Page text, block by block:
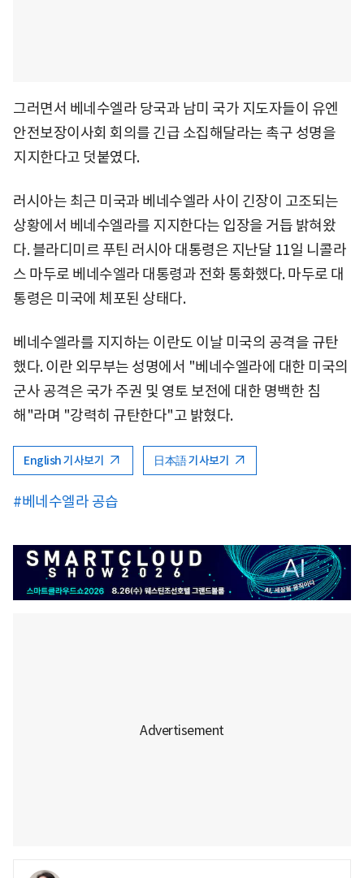
그러면서 베네수엘라 당국과 남미 국가 지도자들이 유엔
안전보장이사회 회의를 긴급 소집해달라는 촉구 성명을
지지한다고 덧붙였다.
러시아는 최근 미국과 베네수엘라 사이 긴장이 고조되는
상황에서 베네수엘라를 지지한다는 입장을 거듭 밝혀왔
다. 블라디미르 푸틴 러시아 대통령은 지난달 11일 니콜라
스 마두로 베네수엘라 대통령과 전화 통화했다. 마두로 대
통령은 미국에 체포된 상태다.
베네수엘라를 지지하는 이란도 이날 미국의 공격을 규탄
했다. 이란 외무부는 성명에서 "베네수엘라에 대한 미국의
군사 공격은 국가 주권 및 영토 보전에 대한 명백한 침
해"라며 "강력히 규탄한다"고 밝혔다.
English 기사보기 日本語 기사보기
#베네수엘라 공습